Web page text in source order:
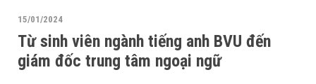
15/01/2024
Từ sinh viên ngành tiếng anh BVU đến
giám đốc trung tâm ngoại ngữ